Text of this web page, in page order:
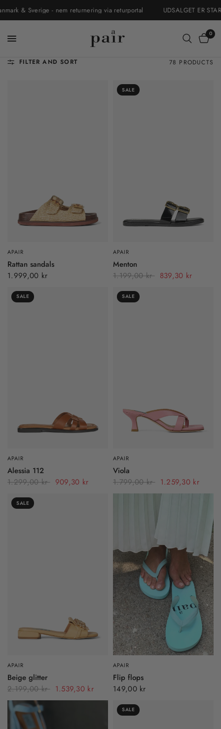
& Sverige - nem returnering via returportal UDSALGET ER
0
FILTER AND SORT 78 PRODUCTS
APAIR
Rattan sandals
1.999,00 kr
SALE
APAIR
Menton
1.199,00 kr 839,30 kr
SALE
APAIR
Alessia 112
1.299,00 kr 909,30 kr
SALE
APAIR
Viola
1.799,00 kr 1.259,30 kr
SALE
APAIR
Beige glitter
2.199,00 kr 1.539,30 kr
APAIR
Flip flops
149,00 kr
SALE